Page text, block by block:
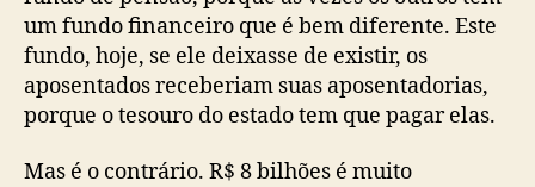
um fundo financeiro que é bem diferente. Este
fundo, hoje, se ele deixasse de existir, os
aposentados receberiam suas aposentadorias,
porque o tesouro do estado tem que pagar elas.
Mas é o contrário. R$ 8 bilhões é muito